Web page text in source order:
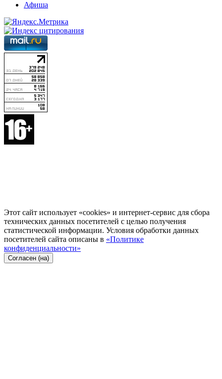
Афиша
Этот сайт использует «cookies» и интернет-сервис для сбора
технических данных посетителей с целью получения
статистической информации. Условия обработки данных
посетителей сайта описаны в «Политике
конфиденциальности»
Согласен (на)